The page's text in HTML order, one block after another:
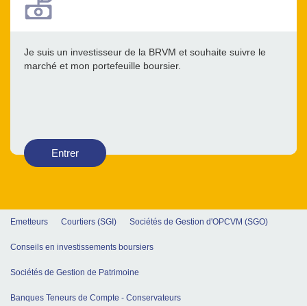
Je suis un investisseur de la BRVM et souhaite suivre le
marché et mon portefeuille boursier.
Entrer
Emetteurs Courtiers (SGI) Sociétés de Gestion d'OPCVM (SGO)
Conseils en investissements boursiers
Sociétés de Gestion de Patrimoine
Banques Teneurs de Compte - Conservateurs